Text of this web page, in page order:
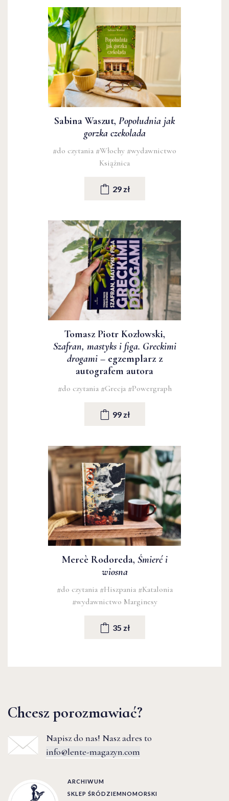
Sabina Waszut, Popołudnia jak
gorzka czekolada
#do czytania #Włochy #wydawnictwo
Książnica
29 zł
Tomasz Piotr Kozłowski,
Szafran, mastyks i figa. Greckimi
drogami– egzemplarz z
autografem autora
#do czytania #Grecja #Powergraph
99 zł
Mercè Rodoreda, Śmierć i
wiosna
#do czytania #Hiszpania #Katalonia
#wydawnictwo Marginesy
35 zł
Chcesz porozmawiać?
Napisz do nas! Nasz adres to
info@lente-magazyn.com
ARCHIWUM
SKLEP ŚRÓDZIEMNOMORSKI